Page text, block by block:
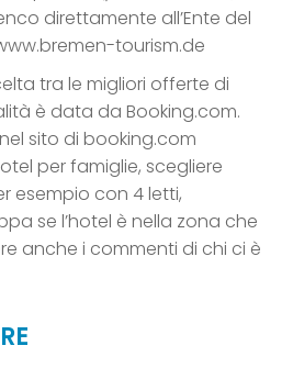
direttamente all’Ente del
tourism.de
tra le migliori offerte di
è data da Booking.com.
sito di booking.com
per famiglie, scegliere
esempio con 4 letti,
se l’hotel è nella zona che
anche i commenti di chi ci è